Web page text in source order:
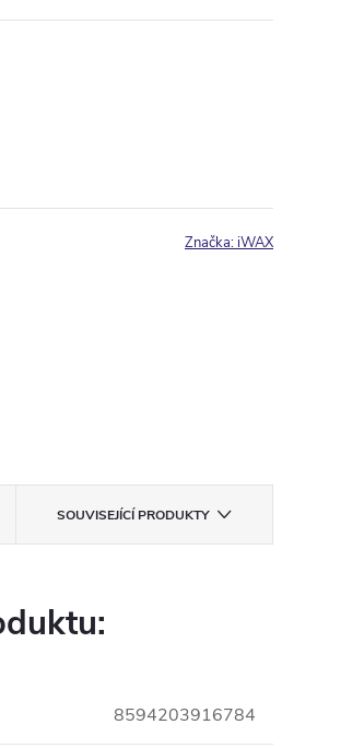
Značka:iWAX
SOUVISEJÍCÍ PRODUKTY
8594203916784